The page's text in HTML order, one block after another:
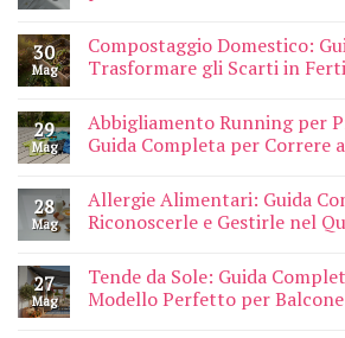
30
Mag
Compostaggio Domestico:
Trasformare gli Scarti in
29
Mag
Abbigliamento Running per
Guida Completa per Correre
28
Mag
Allergie Alimentari: Guida
Riconoscerle e Gestirle nel
27
Mag
Tende da Sole: Guida
Modello Perfetto per